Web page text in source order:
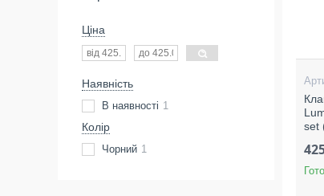
set
Ціна
Наявність
В наявності 1
Колір
Чорний 1